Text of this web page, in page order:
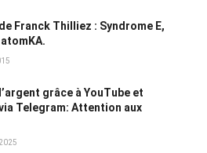
Franck Thilliez : Syndrome E,
atomKA.
grâce à YouTube et
Telegram: Attention aux